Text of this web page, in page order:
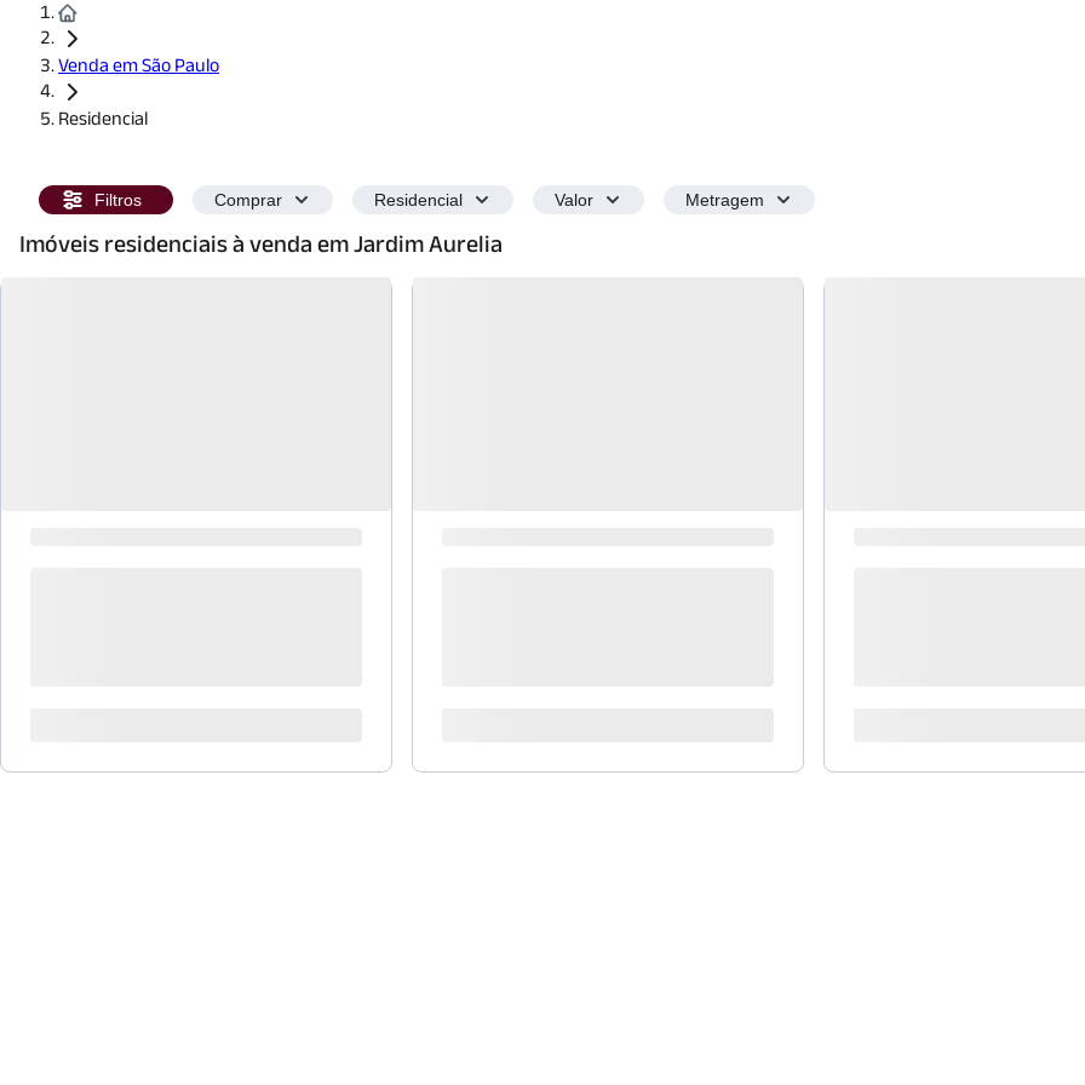
Venda em São Paulo
Residencial
Filtros Comprar Residencial Valor Metragem
Imóveis residenciais à venda em Jardim Aurelia